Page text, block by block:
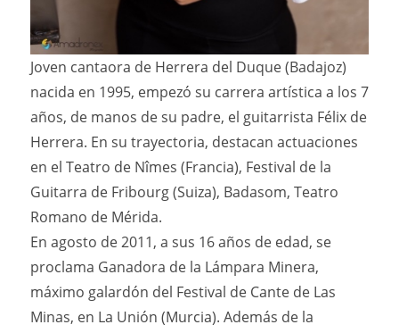
Joven cantaora de Herrera del Duque (Badajoz)
nacida en 1995, empezó su carrera artística a los 7
años, de manos de su padre, el guitarrista Félix de
Herrera. En su trayectoria, destacan actuaciones
en el Teatro de Nîmes (Francia), Festival de la
Guitarra de Fribourg (Suiza), Badasom, Teatro
Romano de Mérida.
En agosto de 2011, a sus 16 años de edad, se
proclama Ganadora de la Lámpara Minera,
máximo galardón del Festival de Cante de Las
Minas, en La Unión (Murcia). Además de la